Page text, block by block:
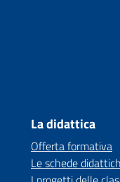
La didattica
Offerta formativa
Le schede